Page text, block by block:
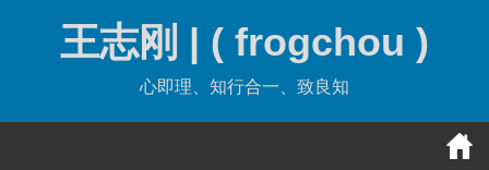
王志刚 | ( frogchou )
心即理、知行合一、致良知